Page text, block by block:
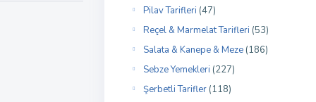
Pilav Tarifleri (47)
Reçel & Marmelat Tarifleri (53)
Salata & Kanepe & Meze (186)
Sebze Yemekleri (227)
Şerbetli Tarifler (118)